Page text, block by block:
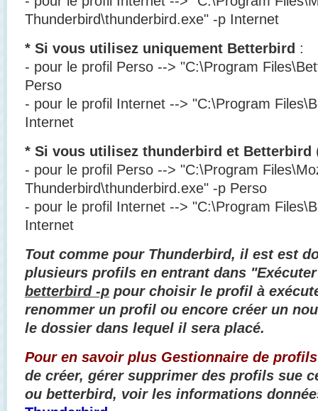
Thunderbird\thunderbird.exe" -p Internet
* Si vous utilisez uniquement Betterbird :
- pour le profil Perso --> "C:\Program
Perso
- pour le profil Internet --> "C:\Program
Internet
* Si vous utilisez thunderbird et Betterbird
- pour le profil Perso --> "C:\Program
Thunderbird\thunderbird.exe" -p Perso
- pour le profil Internet --> "C:\Program
Internet
Tout comme pour Thunderbird, il est est
plusieurs profils en entrant dans
betterbird -p pour choisir le profil à
renommer un profil ou encore créer un
le dossier dans lequel il sera placé.
Pour en savoir plus Gestionnaire de profils
de créer, gérer supprimer des profils sue
ou betterbird, voir les informations